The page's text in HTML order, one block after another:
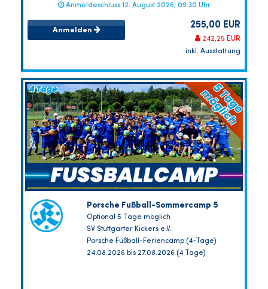
Anmeldeschluss 12. August 2026, 09:30 Uhr
Anmelden 255,00 EUR
242,25 EUR
inkl. Ausstattung
Porsche Fußball-Sommercamp 5
Optional 5 Tage möglich
SV Stuttgarter Kickers e.V.
Porsche Fußball-Feriencamp (4-Tage)
24.08.2026 bis 27.08.2026 (4 Tage)